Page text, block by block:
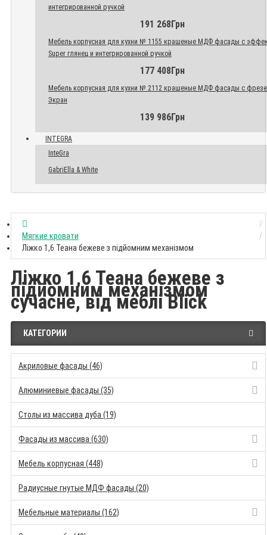
интегрированной ручкой
191 268Грн
Мебель корпусная для кухни № 1155 крашеные МДФ фасады с
Super глянец и интегрированной ручкой
177 408Грн
Мебель корпусная для кухни № 2112 крашеные МДФ фасады с
Экран
139 986Грн
INTEGRA
InteGra
GabriElla & White
Мягкие кровати
Ліжко 1,6 Теана бежеве з підйомним механізмом
Ліжко 1,6 Теана бежеве з
підйомним механізмом
сучасне, від меблі Blick
КАТЕГОРИИ
Акриловые фасады (46)
Алюминиевые фасады (35)
Столы из массива дуба (19)
Фасады из массива (630)
Мебель корпусная (448)
Радиусные гнутые МДФ фасады (20)
Мебельные материалы (162)